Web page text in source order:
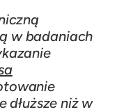
w badaniach
dłuższe niż w